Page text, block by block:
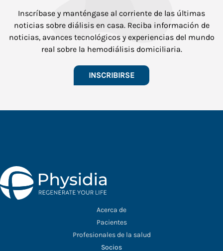
Inscríbase y manténgase al corriente de las últimas
noticias sobre diálisis en casa. Reciba información de
noticias, avances tecnológicos y experiencias del mundo
real sobre la hemodiálisis domiciliaria.
INSCRIBIRSE
Acerca de
Pacientes
Profesionales de la salud
Socios